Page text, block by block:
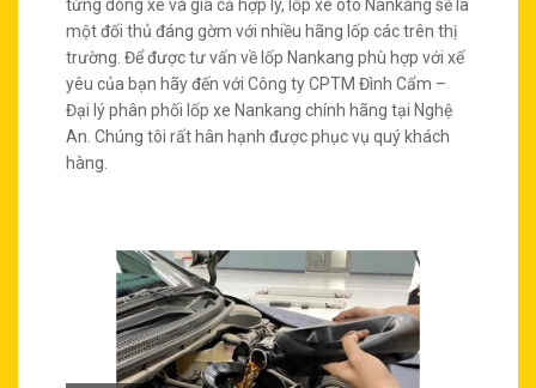
từng dòng xe và giá cả hợp lý, lốp xe ôtô Nankang sẽ là
một đối thủ đáng gờm với nhiều hãng lốp các trên thị
trường. Để được tư vấn về lốp Nankang phù hợp với xế
yêu của bạn hãy đến với Công ty CPTM Đình Cẩm –
Đại lý phân phối lốp xe Nankang chính hãng tại Nghệ
An. Chúng tôi rất hân hạnh được phục vụ quý khách
hàng.